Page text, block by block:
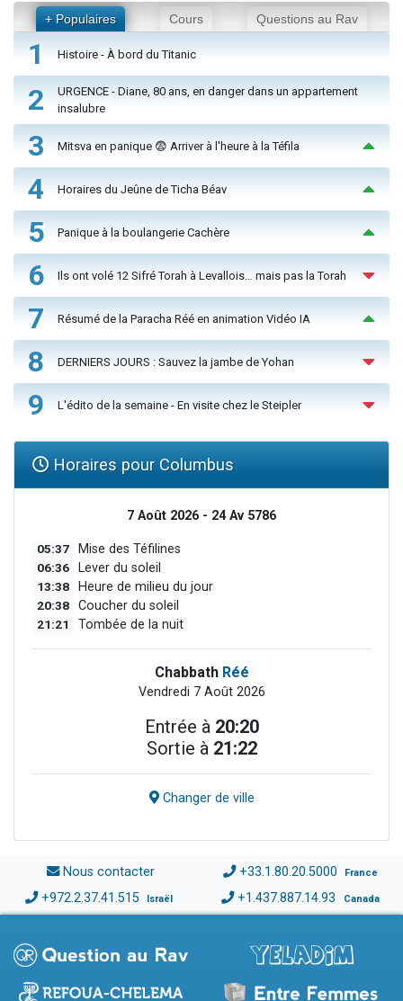
+ Populaires Cours Questions au Rav
1 Histoire - À bord du Titanic
2
URGENCE - Diane, 80 ans, en danger dans un appartement
insalubre
3 Mitsva en panique 😨 Arriver à l'heure à la Téfila
4 Horaires du Jeûne de Ticha Béav
5 Panique à la boulangerie Cachère
6 Ils ont volé 12 Sifré Torah à Levallois… mais pas la Torah
7 Résumé de la Paracha Réé en animation Vidéo IA
8 DERNIERS JOURS : Sauvez la jambe de Yohan
9 L'édito de la semaine - En visite chez le Steipler
Horaires pour Columbus
7 Août 2026 - 24 Av 5786
05:37 Mise des Téfilines
06:36 Lever du soleil
13:38 Heure de milieu du jour
20:38 Coucher du soleil
21:21 Tombée de la nuit
Chabbath Réé
Vendredi 7 Août 2026
Entrée à 20:20
Sortie à 21:22
Changer de ville
Nous contacter +33.1.80.20.5000 France
+972.2.37.41.515 Israël +1.437.887.14.93 Canada